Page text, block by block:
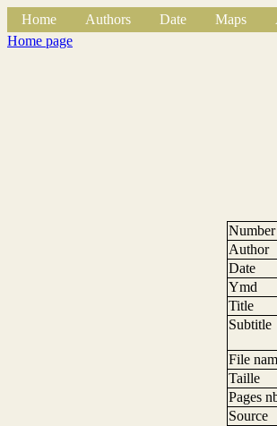
Home Authors Date Maps
Home page
Number
Author
Date
Ymd
Title
Subtitle
File
Taille
Pages
Source